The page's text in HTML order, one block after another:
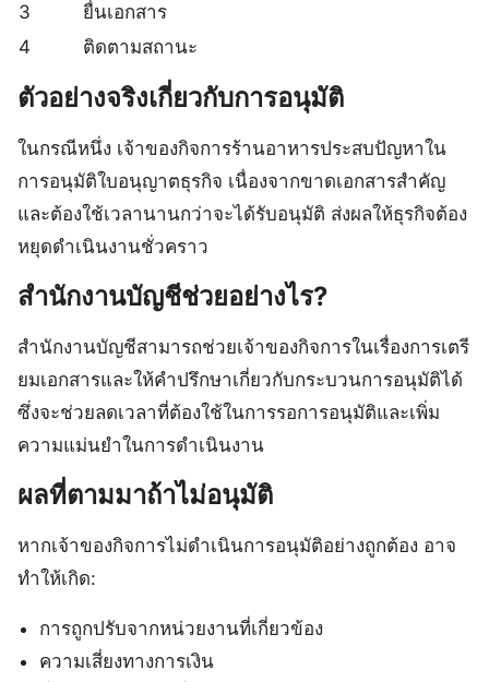
3
ยื่นเอกสาร
4
ติดตามสถานะ
ตัวอย่างจริงเกี่ยวกับการอนุมัติ
ในกรณีหนึ่ง เจ้าของกิจการร้านอาหารประสบปัญหาใน
การอนุมัติใบอนุญาตธุรกิจ เนื่องจากขาดเอกสารสำคัญ
และต้องใช้เวลานานกว่าจะได้รับอนุมัติ ส่งผลให้ธุรกิจต้อง
หยุดดำเนินงานชั่วคราว
สำนักงานบัญชีช่วยอย่างไร?
สำนักงานบัญชีสามารถช่วยเจ้าของกิจการในเรื่องการเตรี
ยมเอกสารและให้คำปรึกษาเกี่ยวกับกระบวนการอนุมัติได้
ซึ่งจะช่วยลดเวลาที่ต้องใช้ในการรอการอนุมัติและเพิ่ม
ความแม่นยำในการดำเนินงาน
ผลที่ตามมาถ้าไม่อนุมัติ
หากเจ้าของกิจการไม่ดำเนินการอนุมัติอย่างถูกต้อง อาจ
ทำให้เกิด:
การถูกปรับจากหน่วยงานที่เกี่ยวข้อง
ความเสี่ยงทางการเงิน